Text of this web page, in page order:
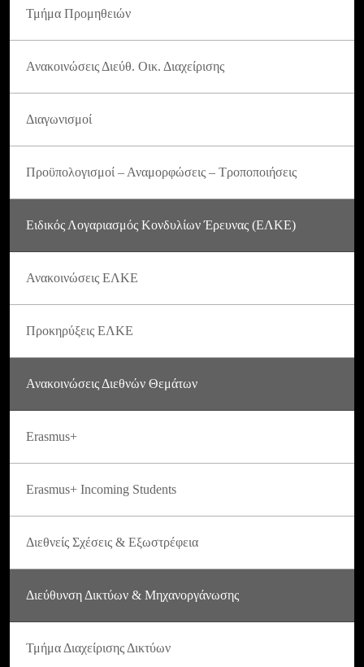
Τμήμα Προμηθειών
Ανακοινώσεις Διεύθ. Οικ. Διαχείρισης
Διαγωνισμοί
Προϋπολογισμοί – Αναμορφώσεις – Τροποποιήσεις
Ειδικός Λογαριασμός Κονδυλίων Έρευνας (ΕΛΚΕ)
Ανακοινώσεις ΕΛΚΕ
Προκηρύξεις ΕΛΚΕ
Ανακοινώσεις Διεθνών Θεμάτων
Erasmus+
Erasmus+ Incoming Students
Διεθνείς Σχέσεις & Εξωστρέφεια
Διεύθυνση Δικτύων & Μηχανοργάνωσης
Τμήμα Διαχείρισης Δικτύων